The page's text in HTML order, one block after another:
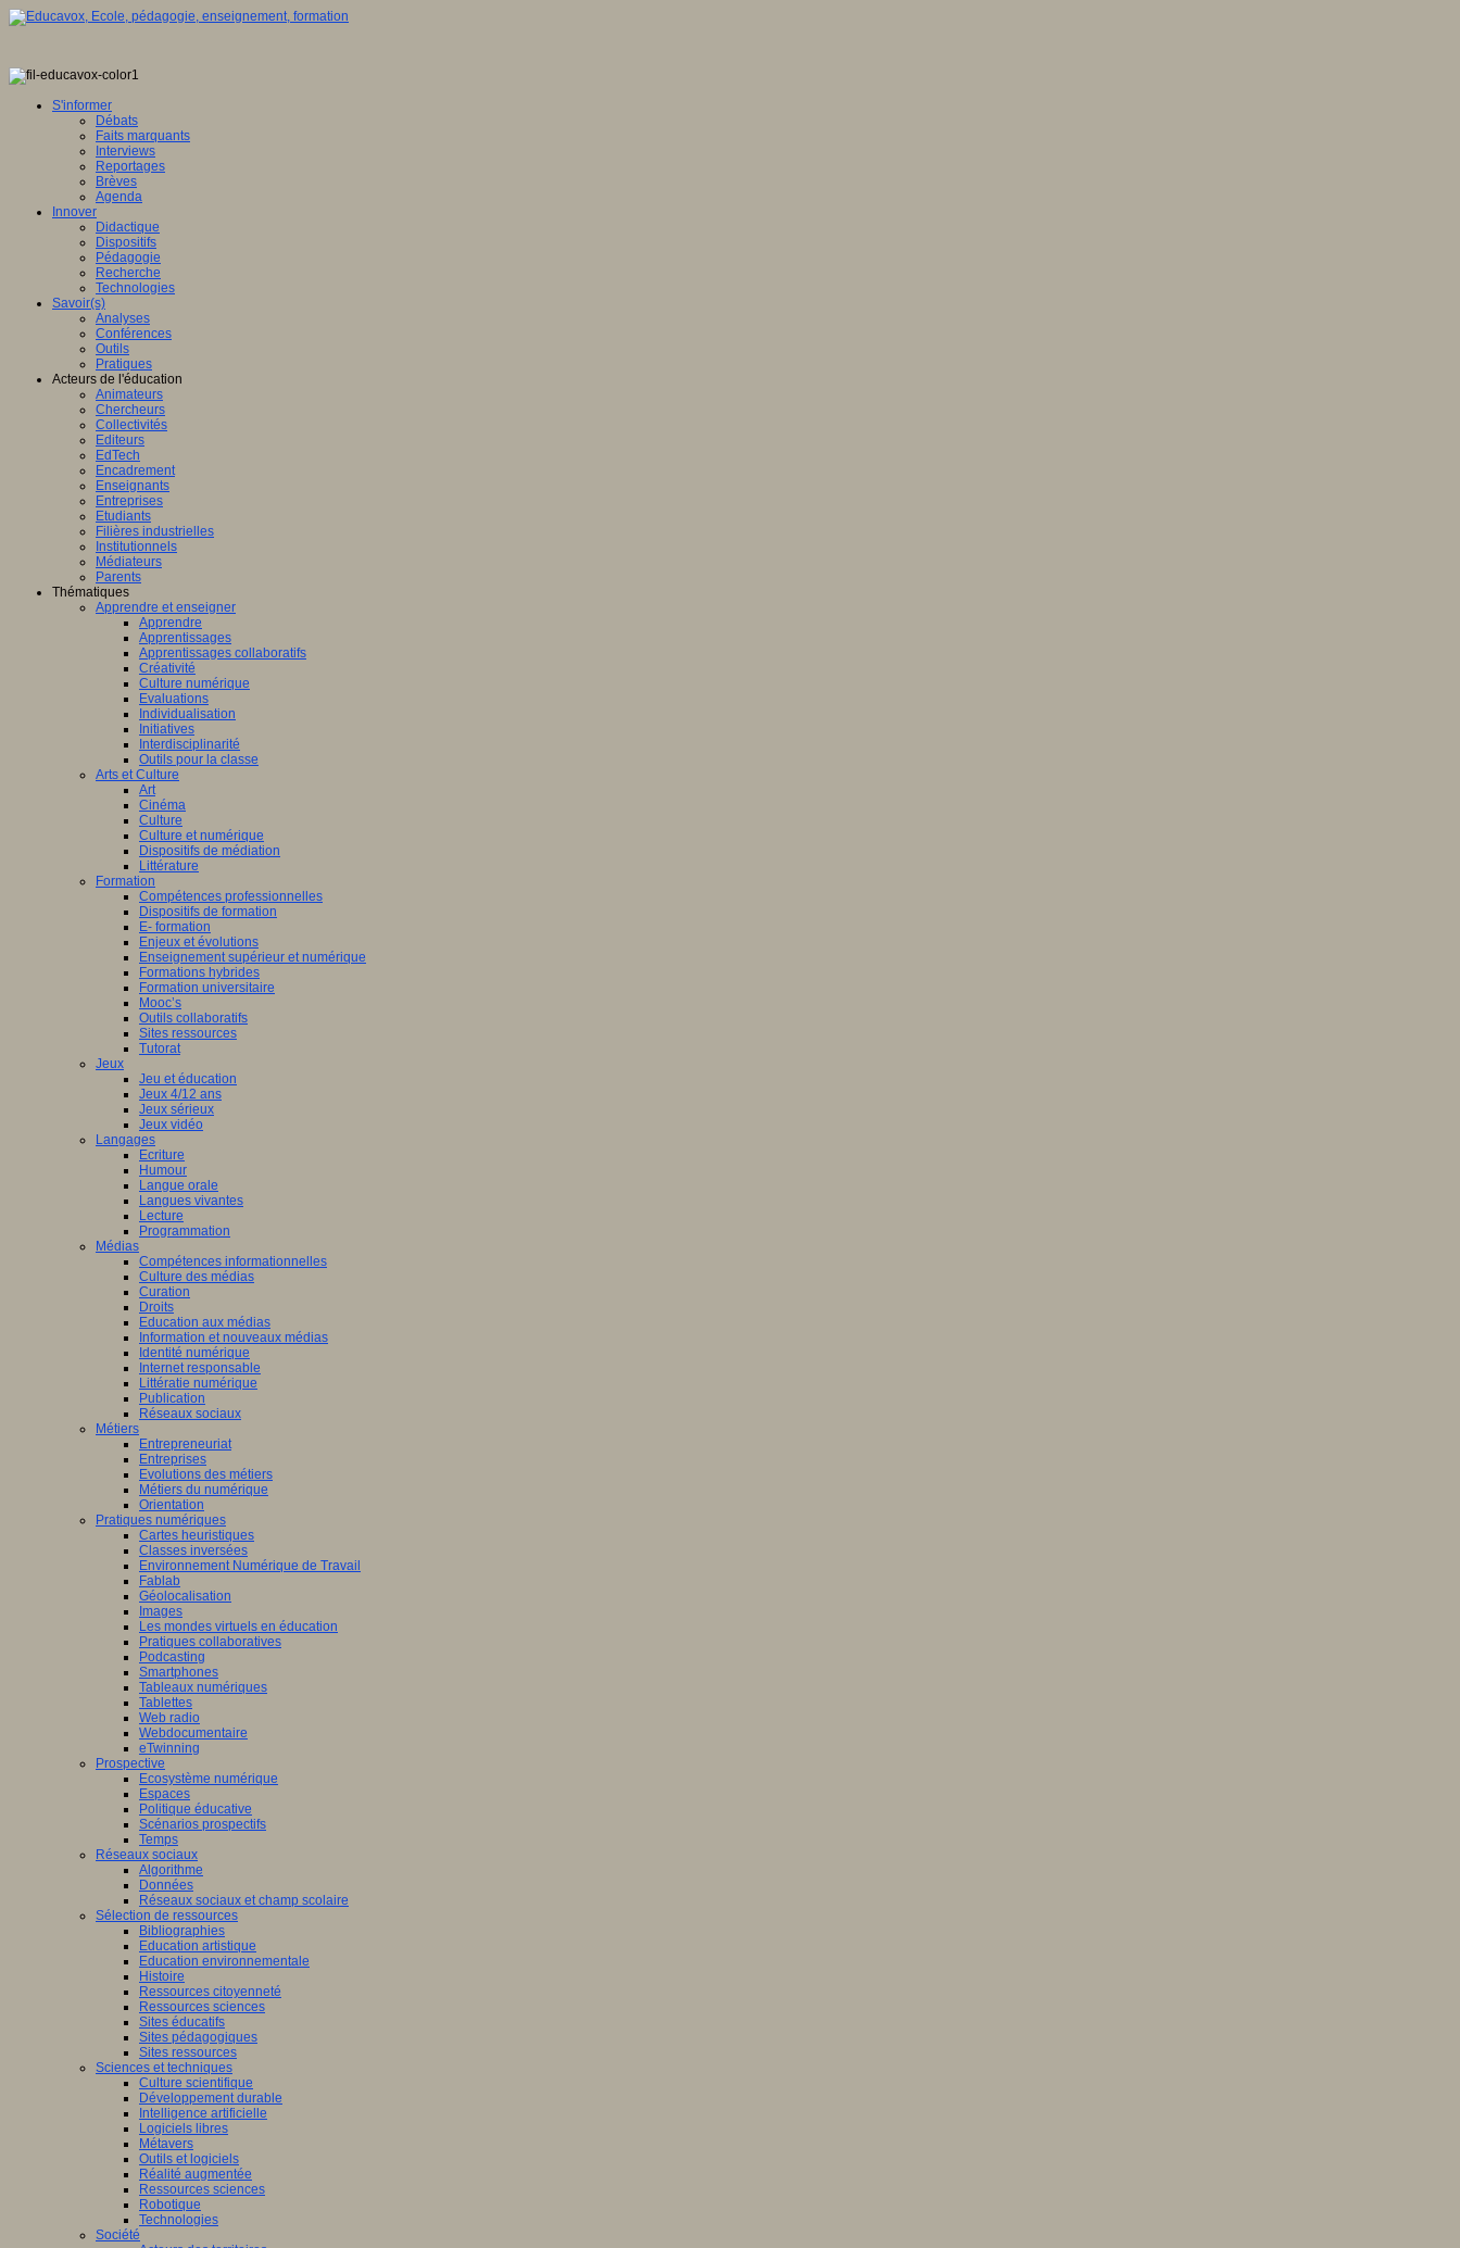
S'informer
Débats
Faits marquants
Interviews
Reportages
Brèves
Agenda
Innover
Didactique
Dispositifs
Pédagogie
Recherche
Technologies
Savoir(s)
Analyses
Conférences
Outils
Pratiques
Acteurs de l'éducation
Animateurs
Chercheurs
Collectivités
Editeurs
EdTech
Encadrement
Enseignants
Entreprises
Etudiants
Filières industrielles
Institutionnels
Médiateurs
Parents
Thématiques
Apprendre et enseigner
Apprendre
Apprentissages
Apprentissages collaboratifs
Créativité
Culture numérique
Evaluations
Individualisation
Initiatives
Interdisciplinarité
Outils pour la classe
Arts et Culture
Art
Cinéma
Culture
Culture et numérique
Dispositifs de médiation
Littérature
Formation
Compétences professionnelles
Dispositifs de formation
E- formation
Enjeux et évolutions
Enseignement supérieur et numérique
Formations hybrides
Formation universitaire
Mooc’s
Outils collaboratifs
Sites ressources
Tutorat
Jeux
Jeu et éducation
Jeux 4/12 ans
Jeux sérieux
Jeux vidéo
Langages
Ecriture
Humour
Langue orale
Langues vivantes
Lecture
Programmation
Médias
Compétences informationnelles
Culture des médias
Curation
Droits
Education aux médias
Information et nouveaux médias
Identité numérique
Internet responsable
Littératie numérique
Publication
Réseaux sociaux
Métiers
Entrepreneuriat
Entreprises
Evolutions des métiers
Métiers du numérique
Orientation
Pratiques numériques
Cartes heuristiques
Classes inversées
Environnement Numérique de Travail
Fablab
Géolocalisation
Images
Les mondes virtuels en éducation
Pratiques collaboratives
Podcasting
Smartphones
Tableaux numériques
Tablettes
Web radio
Webdocumentaire
eTwinning
Prospective
Ecosystème numérique
Espaces
Politique éducative
Scénarios prospectifs
Temps
Réseaux sociaux
Algorithme
Données
Réseaux sociaux et champ scolaire
Sélection de ressources
Bibliographies
Education artistique
Education environnementale
Histoire
Ressources citoyenneté
Ressources sciences
Sites éducatifs
Sites pédagogiques
Sites ressources
Sciences et techniques
Culture scientifique
Développement durable
Intelligence artificielle
Logiciels libres
Métavers
Outils et logiciels
Réalité augmentée
Ressources sciences
Robotique
Technologies
Société